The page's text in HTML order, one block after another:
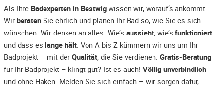
Als Ihre Badexperten in Bestwig wissen wir, worauf’s ankommt.
Wir beraten Sie ehrlich und planen Ihr Bad so, wie Sie es sich
wünschen. Wir denken an alles: Wie’s aussieht, wie’s funktioniert
und dass es lange hält. Von A bis Z kümmern wir uns um Ihr
Badprojekt – mit der Qualität, die Sie verdienen. Gratis-Beratung
für Ihr Badprojekt – klingt gut? Ist es auch! Völlig unverbindlich
und ohne Haken. Melden Sie sich einfach – wir sorgen dafür,